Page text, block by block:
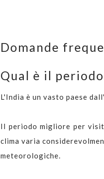
Domande
Qual è il
L'India è un vasto paese
Il periodo migliore per
clima varia
meteorologiche.